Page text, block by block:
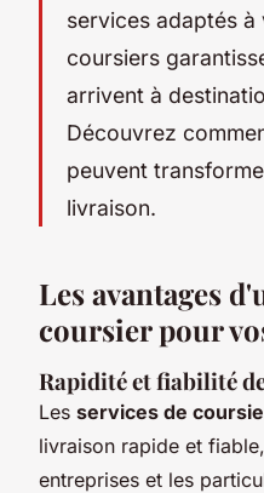
services adaptés à
coursiers
arrivent à
Découvrez
peuvent
livraison.
Les avantages
coursier pour
Rapidité et fiabilité
Les services de
livraison rapide et
entreprises et les